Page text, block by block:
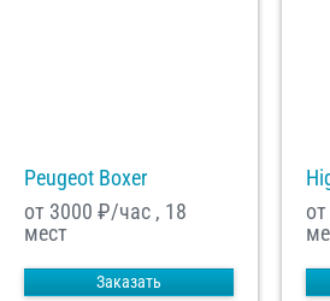
Peugeot Boxer
от 3000 ₽/час , 18
мест
Заказать